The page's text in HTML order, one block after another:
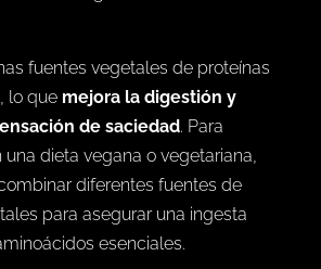
fuentes vegetales de proteínas
lo que mejora la digestión y
de saciedad. Para
una dieta vegana o vegetariana,
diferentes fuentes de
para asegurar una ingesta
esenciales.